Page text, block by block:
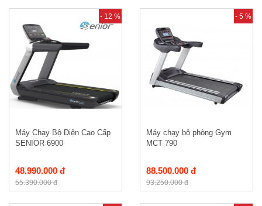
- 12 %
Máy Chạy Bộ Điện Cao Cấp
SENIOR 6900
48.990.000 đ
55.390.000 đ
- 5 %
Máy chạy bộ phòng Gym
MCT 790
88.500.000 đ
93.250.000 đ